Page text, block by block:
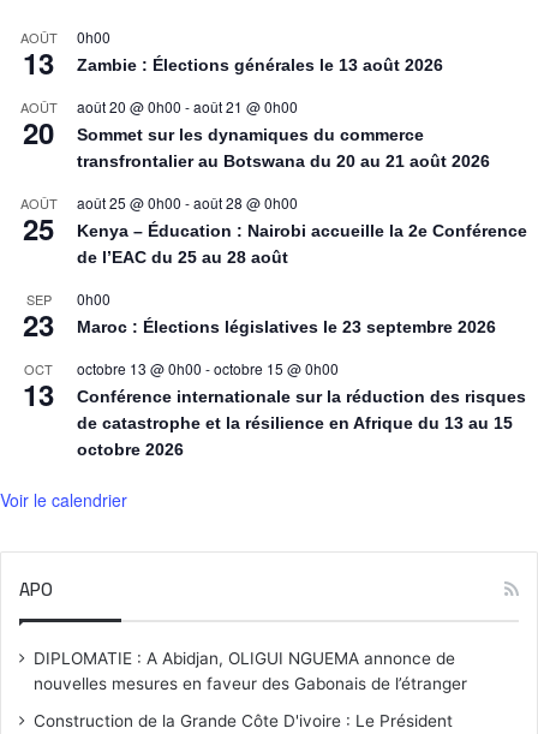
AOÛT
13
0h00
Zambie : Élections générales le 13 août 2026
AOÛT
20
août 20 @ 0h00 -août 21 @ 0h00
Sommet sur les dynamiques du commerce
transfrontalier au Botswana du 20 au 21 août 2026
AOÛT
25
août 25 @ 0h00 -août 28 @ 0h00
Kenya – Éducation : Nairobi accueille la 2e Conférence
de l’EAC du 25 au 28 août
SEP
23
0h00
Maroc : Élections législatives le 23 septembre 2026
OCT
13
octobre 13 @ 0h00 -octobre 15 @ 0h00
Conférence internationale sur la réduction des risques
de catastrophe et la résilience en Afrique du 13 au 15
octobre 2026
Voir le calendrier
APO
DIPLOMATIE : A Abidjan, OLIGUI NGUEMA annonce de
nouvelles mesures en faveur des Gabonais de l’étranger
Construction de la Grande Côte D'ivoire : Le Président